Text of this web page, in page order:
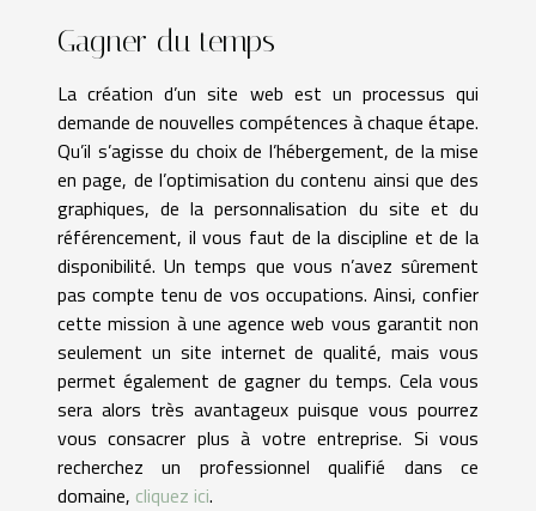
Gagner du temps
La création d’un site web est un processus qui
demande de nouvelles compétences à chaque étape.
Qu’il s’agisse du choix de l’hébergement, de la mise
en page, de l’optimisation du contenu ainsi que des
graphiques, de la personnalisation du site et du
référencement, il vous faut de la discipline et de la
disponibilité. Un temps que vous n’avez sûrement
pas compte tenu de vos occupations. Ainsi, confier
cette mission à une agence web vous garantit non
seulement un site internet de qualité, mais vous
permet également de gagner du temps. Cela vous
sera alors très avantageux puisque vous pourrez
vous consacrer plus à votre entreprise. Si vous
recherchez un professionnel qualifié dans ce
domaine, cliquez ici.